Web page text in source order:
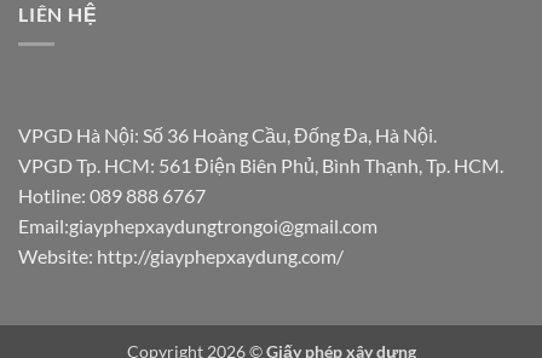
LIÊN HỆ
VPGD Hà Nội: Số 36 Hoàng Cầu, Đống Đa, Hà Nội.
VPGD Tp. HCM: 561 Điện Biên Phủ, Bình Thạnh, Tp. HCM.
Hotline: 089 888 6767
Email:giayphepxaydungtrongoi@gmail.com
Website: http://giayphepxaydung.com/
Copyright 2026 ©Giấy phép xây dựng